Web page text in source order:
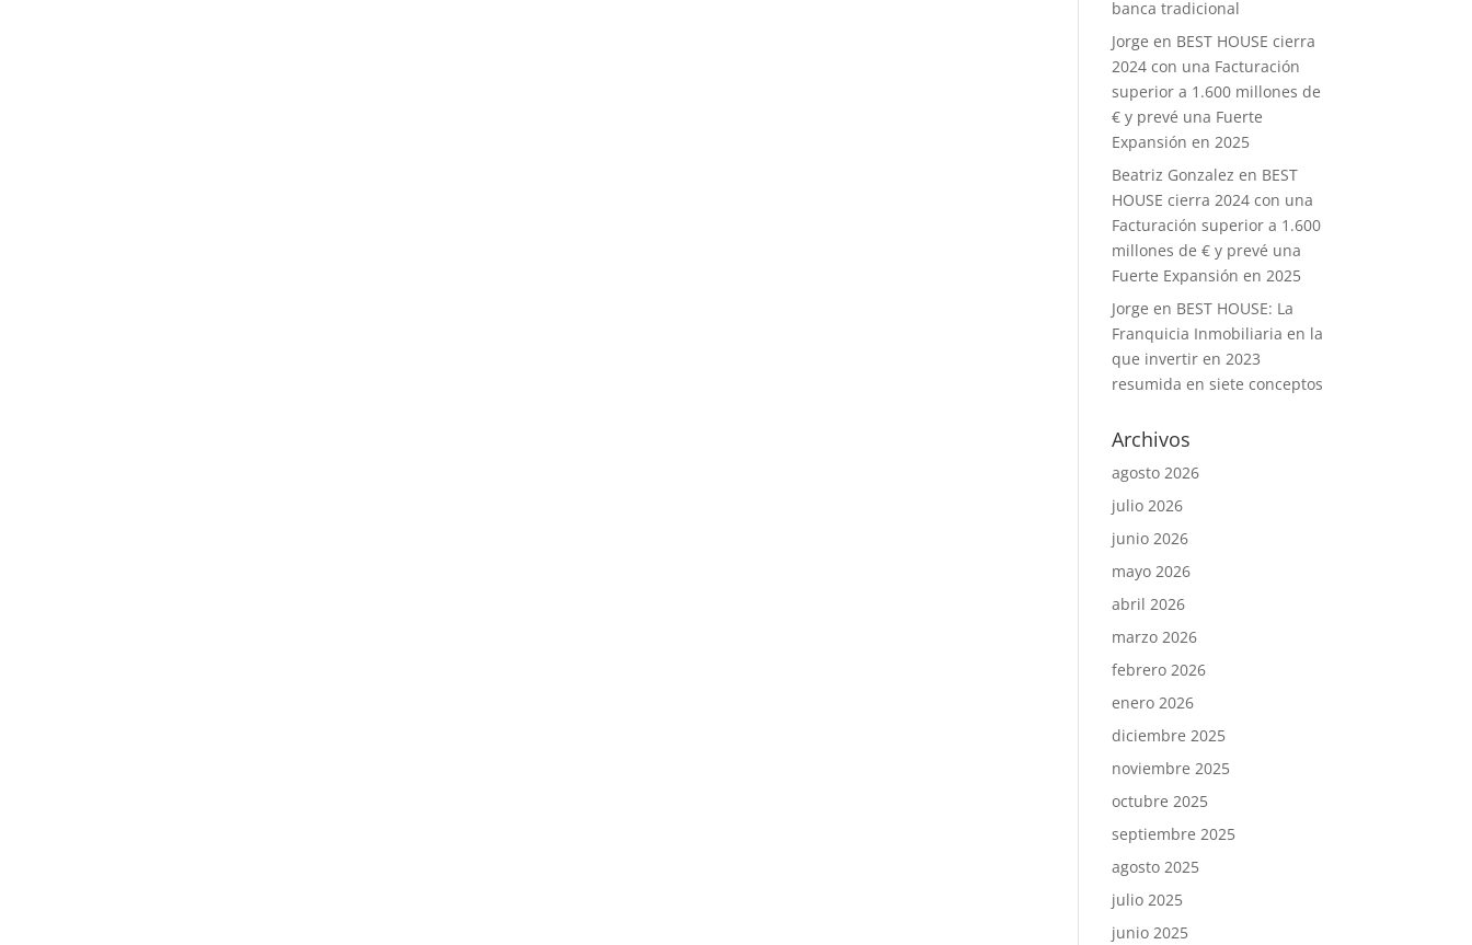
banca tradicional
Jorge en BEST HOUSE cierra
2024 con una Facturación
superior a 1.600 millones de
€ y prevé una Fuerte
Expansión en 2025
Beatriz Gonzalez en BEST
HOUSE cierra 2024 con una
Facturación superior a 1.600
millones de € y prevé una
Fuerte Expansión en 2025
Jorge en BEST HOUSE: La
Franquicia Inmobiliaria en la
que invertir en 2023
resumida en siete conceptos
Archivos
agosto 2026
julio 2026
junio 2026
mayo 2026
abril 2026
marzo 2026
febrero 2026
enero 2026
diciembre 2025
noviembre 2025
octubre 2025
septiembre 2025
agosto 2025
julio 2025
junio 2025